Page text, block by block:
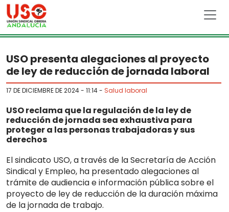
Skip to main content
USO presenta alegaciones al proyecto
de ley de reducción de jornada laboral
17 DE DICIEMBRE DE 2024 - 11:14- Salud laboral
USO reclama que la regulación de la ley de
reducción de jornada sea exhaustiva para
proteger a las personas trabajadoras y sus
derechos
El sindicato USO, a través de la Secretaría de Acción
Sindical y Empleo, ha presentado alegaciones al
trámite de audiencia e información pública sobre el
proyecto de ley de reducción de la duración máxima
de la jornada de trabajo.